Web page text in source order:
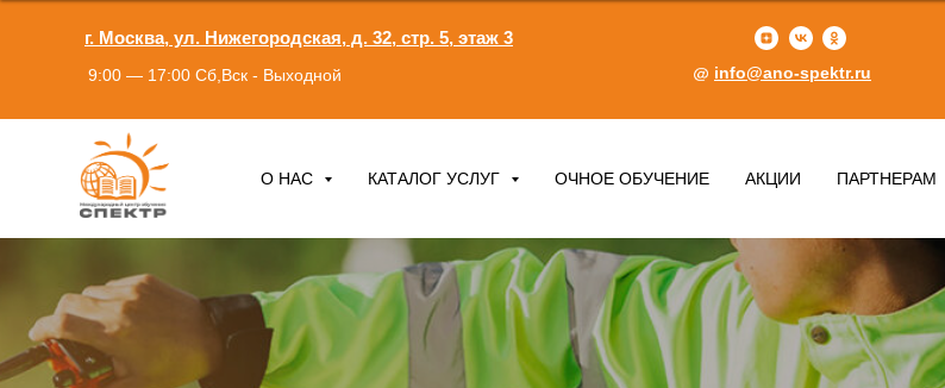
г. Москва, ул. Нижегородская, д. 32, стр. 5, этаж 3
info@ano-spektr.ru
9:00 — 17:00 Сб,Вск - Выходной
О НАС КАТАЛОГ УСЛУГ ОЧНОЕ ОБУЧЕНИЕ АКЦИИ ПАРТНЕРАМ